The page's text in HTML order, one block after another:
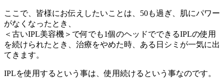
ここで、皆様にお伝えしたいことは、50も過ぎ、肌にパワー
がなくなったとき、
＜古いIPL美容機＞で何でも1個のヘッドでできるIPLの使用
を続けられたとき、治療をやめた時、ある日シミが一気に出
てきます。
IPLを使用するという事は、使用続けるという事なのです。